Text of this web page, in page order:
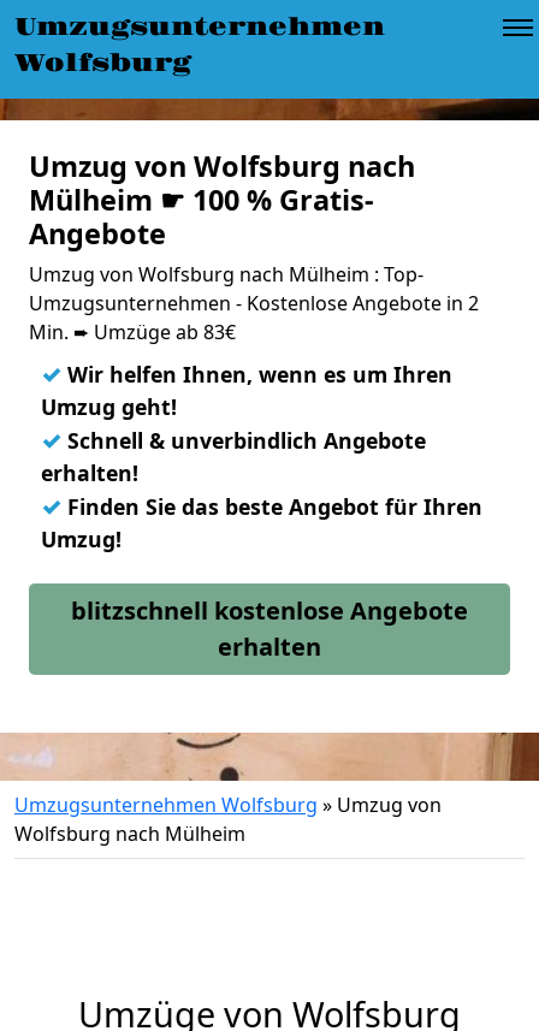
Umzugsunternehmen
Wolfsburg
Umzug von Wolfsburg nach
Mülheim ☛ 100 % Gratis-
Angebote
Umzug von Wolfsburg nach Mülheim : Top-
Umzugsunternehmen - Kostenlose Angebote in 2
Min. ➨ Umzüge ab 83€
✓ Wir helfen Ihnen, wenn es um Ihren
Umzug geht!
✓ Schnell & unverbindlich Angebote
erhalten!
✓ Finden Sie das beste Angebot für Ihren
Umzug!
blitzschnell kostenlose Angebote
erhalten
Umzugsunternehmen Wolfsburg » Umzug von
Wolfsburg nach Mülheim
Umzüge von Wolfsburg